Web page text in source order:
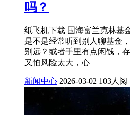
吗？
纸飞机下载 国海富兰克林基
是不是经常听到别人聊基金
别远？或者手里有点闲钱，
又怕风险太大，心
新闻中心 2026-03-02 103人阅